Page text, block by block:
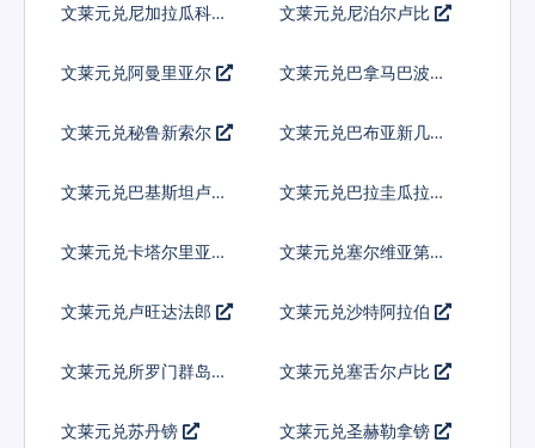
文莱元兑尼加拉瓜科多
文莱元兑尼泊尔卢比
文莱元兑阿曼里亚尔 文莱元兑巴拿马巴波亚
文莱元兑秘鲁新索尔
文莱元兑巴布亚新几内
文莱元兑巴基斯坦卢比 文莱元兑巴拉圭瓜拉尼
文莱元兑卡塔尔里亚尔
文莱元兑塞尔维亚第纳
文莱元兑卢旺达法郎 文莱元兑沙特阿拉伯
文莱元兑所罗门群岛元 文莱元兑塞舌尔卢比
文莱元兑苏丹镑 文莱元兑圣赫勒拿镑